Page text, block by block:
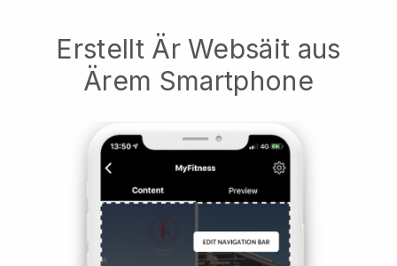
Erstellt Är Websäit aus
Ärem Smartphone